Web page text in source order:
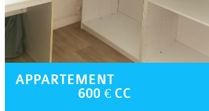
APPARTEMENT
600 € CC